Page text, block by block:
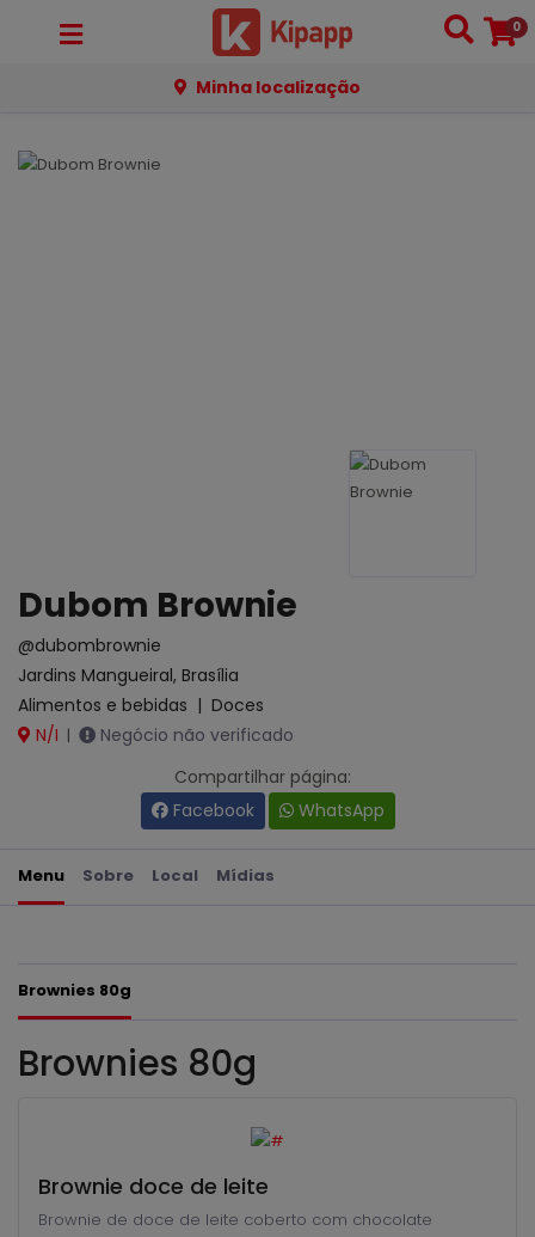
0
Minha localização
Dubom Brownie
@dubombrownie
Jardins Mangueiral, Brasília
Alimentos e bebidas | Doces
N/I |
Negócio não verificado
Compartilhar página:
Facebook
WhatsApp
Menu Sobre Local Mídias
Brownies 80g
Brownies 80g
Brownie doce de leite
Brownie de doce de leite coberto com chocolate